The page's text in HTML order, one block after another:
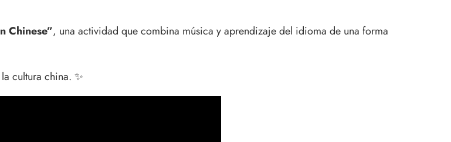
Chinese”, una actividad que combina música y aprendizaje del idioma de una forma
cultura china. ✨